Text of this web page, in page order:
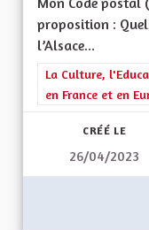
proposition :
l’Alsace...
Filtrer les
La Culture,
en France et en
CRÉÉ LE
26/04/2023